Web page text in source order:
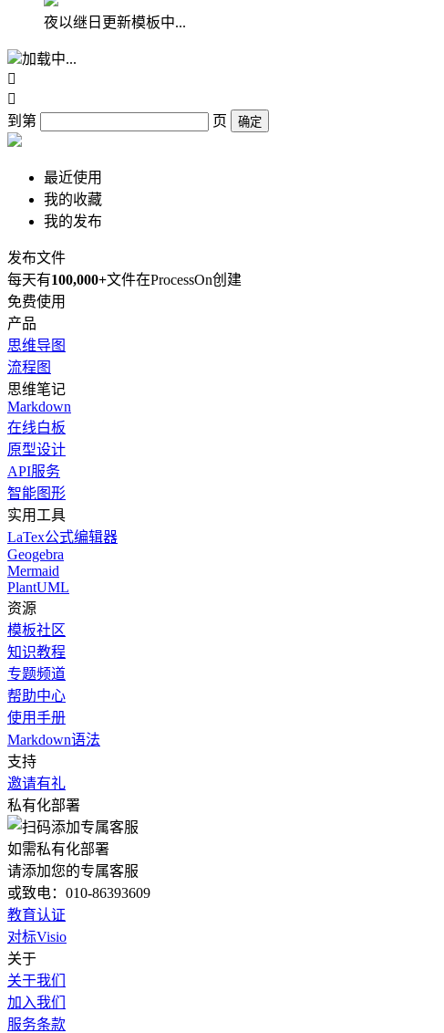
夜以继日更新模板中...
加载中...


到第
页 确定
最近使用
我的收藏
我的发布
发布文件
每天有100,000+文件在ProcessOn创建
免费使用
产品
思维导图
流程图
思维笔记
Markdown
在线白板
原型设计
API服务
智能图形
实用工具
LaTex公式编辑器
Geogebra
Mermaid
PlantUML
资源
模板社区
知识教程
专题频道
帮助中心
使用手册
Markdown语法
支持
邀请有礼
私有化部署
如需私有化部署
请添加您的专属客服
或致电：010-86393609
教育认证
对标Visio
关于
关于我们
加入我们
服务条款